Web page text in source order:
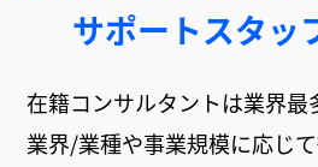
サポートスタッ
在籍コンサルタントは業界最
業界/業種や事業規模に応じ